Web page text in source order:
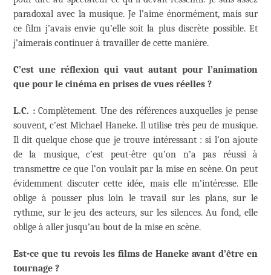
paradoxal avec la musique. Je l’aime énormément, mais sur
ce film j’avais envie qu’elle soit la plus discrète possible. Et
j’aimerais continuer à travailler de cette manière.
C’est une réflexion qui vaut autant pour l’animation
que pour le cinéma en prises de vues réelles ?
L.C. :Complètement. Une des références auxquelles je pense
souvent, c’est Michael Haneke. Il utilise très peu de musique.
Il dit quelque chose que je trouve intéressant : si l’on ajoute
de la musique, c’est peut-être qu’on n’a pas réussi à
transmettre ce que l’on voulait par la mise en scène. On peut
évidemment discuter cette idée, mais elle m’intéresse. Elle
oblige à pousser plus loin le travail sur les plans, sur le
rythme, sur le jeu des acteurs, sur les silences. Au fond, elle
oblige à aller jusqu’au bout de la mise en scène.
Est-ce que tu revois les films de Haneke avant d’être en
tournage ?